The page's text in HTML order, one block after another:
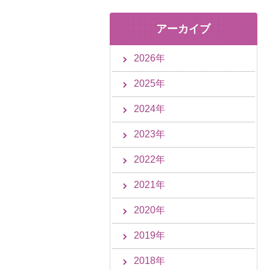
アーカイブ
2026年
2025年
2024年
2023年
2022年
2021年
2020年
2019年
2018年